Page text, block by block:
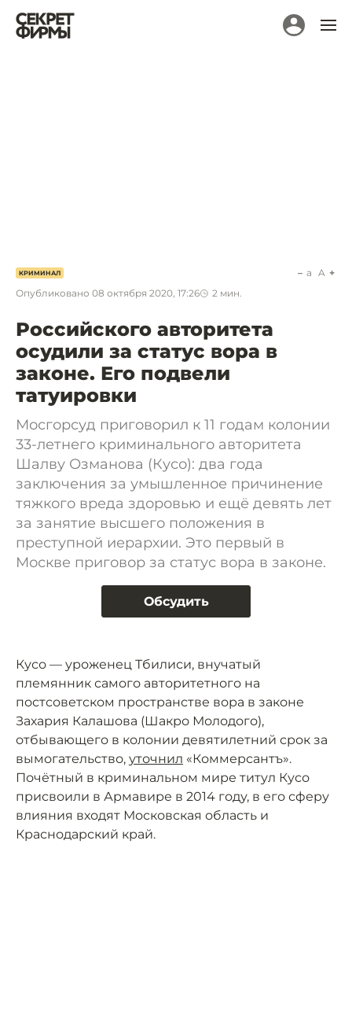
КРИМИНАЛ
Опубликовано 08 октября 2020, 17:26 2 мин.
a A
Российского авторитета
осудили за статус вора в
законе. Его подвели
татуировки
Мосгорсуд приговорил к 11 годам колонии
33-летнего криминального авторитета
Шалву Озманова (Кусо): два года
заключения за умышленное причинение
тяжкого вреда здоровью и ещё девять лет
за занятие высшего положения в
преступной иерархии. Это первый в
Москве приговор за статус вора в законе.
Обсудить
Кусо — уроженец Тбилиси, внучатый
племянник самого авторитетного на
постсоветском пространстве вора в законе
Захария Калашова (Шакро Молодого),
отбывающего в колонии девятилетний срок за
вымогательство, уточнил «Коммерсантъ».
Почётный в криминальном мире титул Кусо
присвоили в Армавире в 2014 году, в его сферу
влияния входят Московская область и
Краснодарский край.